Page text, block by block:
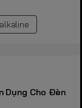
Dụng Cho Đèn